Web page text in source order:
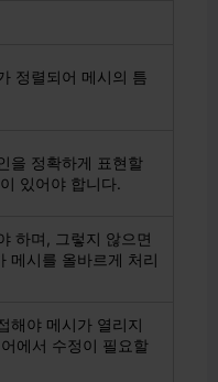
정렬되어 메시의 틈
을 정확하게 표현할
있어야 합니다.
하며, 그렇지 않으면
메시를 올바르게 처리
해야 메시가 열리지
에서 수정이 필요할